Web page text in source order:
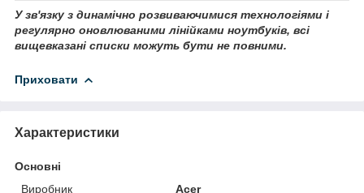
У зв'язку з динамічно розвиваючимися технологіями і
регулярно оновлюваними лінійками ноутбуків, всі
вищевказані списки можуть бути не повними.
Приховати
Характеристики
Основні
Виробник
Acer